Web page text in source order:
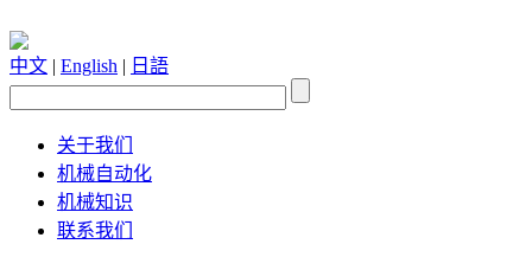
中文 | English | 日語
关于我们
机械自动化
机械知识
联系我们